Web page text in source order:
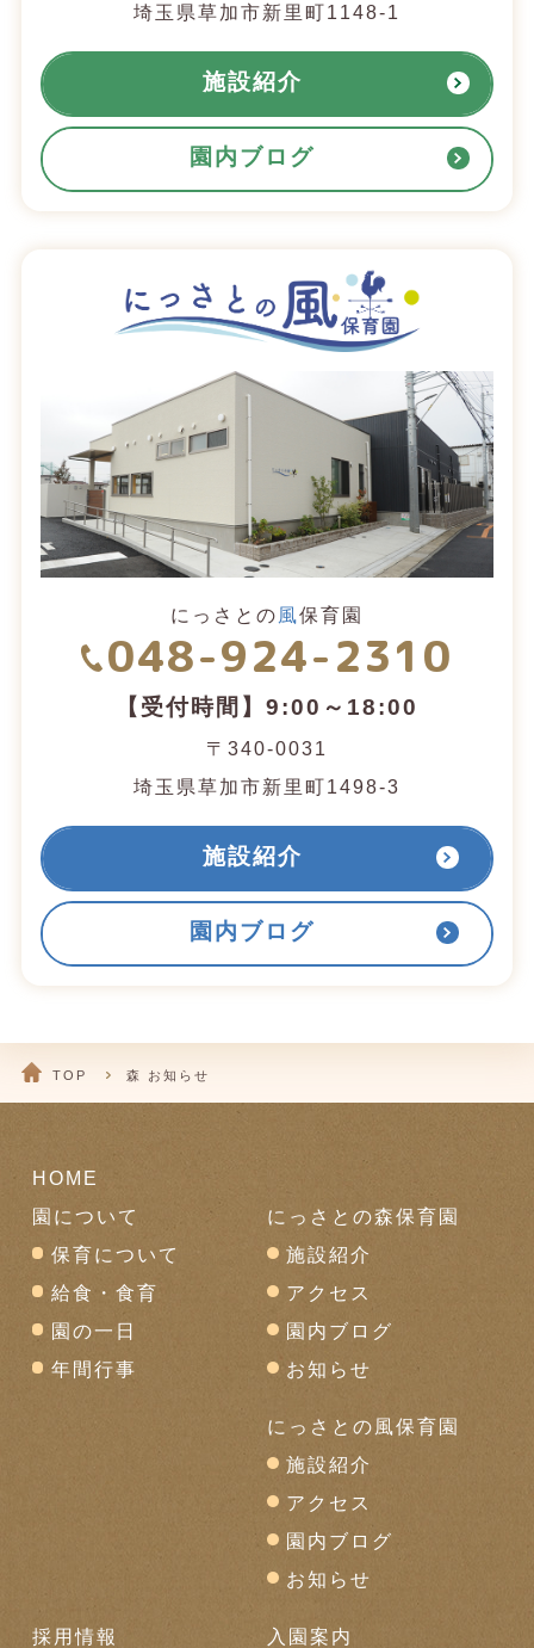
埼玉県草加市新里町1148-1
施設紹介
園内ブログ
にっさとの 風保育園
048-924-2310
【受付時間】9:00～18:00
〒340-0031
埼玉県草加市新里町1498-3
施設紹介
園内ブログ
TOP 森 お知らせ
HOME
園について
保育について
給食・食育
園の一日
年間行事
にっさとの森保育園
施設紹介
アクセス
園内ブログ
お知らせ
にっさとの風保育園
施設紹介
アクセス
園内ブログ
お知らせ
採用情報 入園案内